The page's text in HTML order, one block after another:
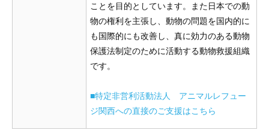
ことを目的としています。また日本での動
物の権利を主張し、動物の問題を国内的に
も国際的にも改善し、真に効力のある動物
保護法制定のために活動する動物救援組織
です。
■特定非営利活動法人 アニマルレフュー
ジ関西への直接のご支援はこちら